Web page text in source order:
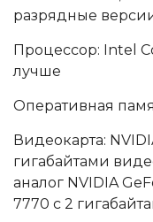
разрядные
Процессор: Intel
лучше
Оперативная
Видеокарта:
гигабайтами
аналог NVIDIA
7770 с 2